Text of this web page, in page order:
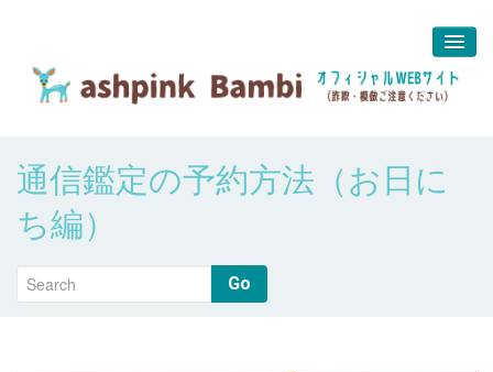
about us
堀江 真代
通信鑑定の予約方法（お日に
ち編）
Go